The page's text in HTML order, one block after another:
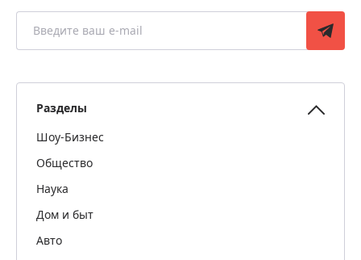
Разделы
Шоу-Бизнес
Общество
Наука
Дом и быт
Авто